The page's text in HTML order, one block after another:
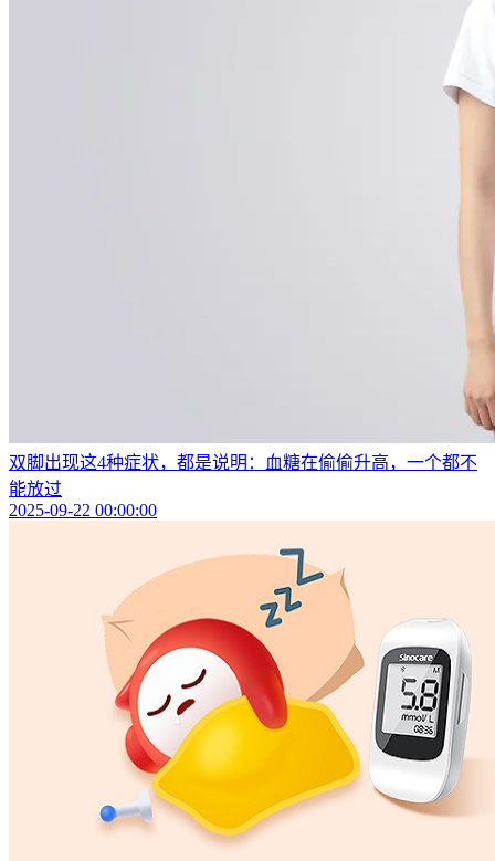
双脚出现这4种症状，都是说明：血糖在偷偷升高，一个都不
能放过
2025-09-22 00:00:00